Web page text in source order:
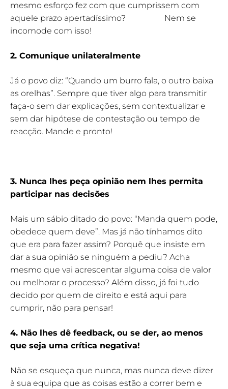
mesmo esforço fez com que cumprissem com
aquele prazo apertadíssimo? Nem se
incomode com isso!
2. Comunique unilateralmente
Já o povo diz: “Quando um burro fala, o outro baixa
as orelhas”. Sempre que tiver algo para transmitir
faça-o sem dar explicações, sem contextualizar e
sem dar hipótese de contestação ou tempo de
reacção. Mande e pronto!
3. Nunca lhes peça opinião nem lhes permita
participar nas decisões
Mais um sábio ditado do povo: “Manda quem pode,
obedece quem deve”. Mas já não tínhamos dito
que era para fazer assim? Porquê que insiste em
dar a sua opinião se ninguém a pediu? Acha
mesmo que vai acrescentar alguma coisa de valor
ou melhorar o processo? Além disso, já foi tudo
decido por quem de direito e está aqui para
cumprir, não para pensar!
4. Não lhes dê feedback, ou se der, ao menos
que seja uma crítica negativa!
Não se esqueça que nunca, mas nunca deve dizer
à sua equipa que as coisas estão a correr bem e